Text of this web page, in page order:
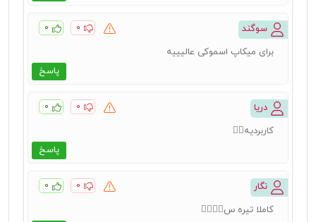
سوگند ۰ ۰
پاسخ
برای میکاپ اسموکی عالیییه
دریا ۰ ۰
پاسخ
کاربردیه👍🏻
نگار ۰ ۰
کاملا تیره س👌🏻👌🏻